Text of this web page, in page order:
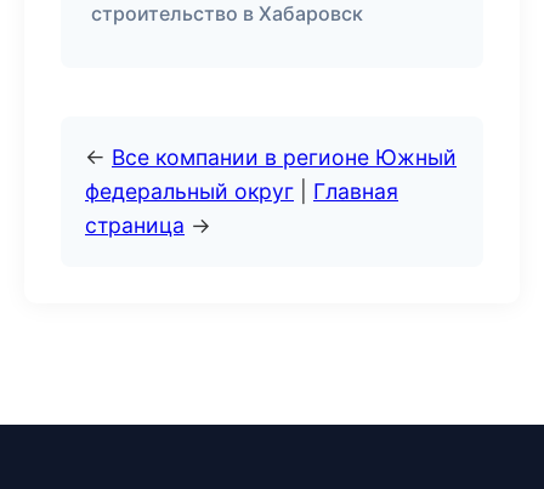
строительство в Хабаровск
← Все компании в регионе Южный
федеральный округ
Главная
страница →